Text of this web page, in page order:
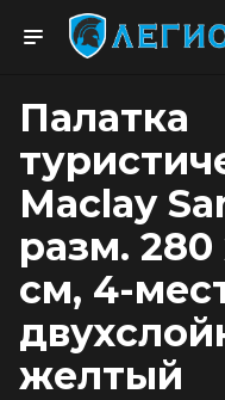
Палатка
Maclay
разм. 280
см, 4-
желтый